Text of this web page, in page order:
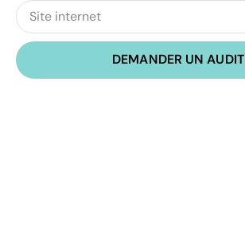
DEMANDER UN AUDIT